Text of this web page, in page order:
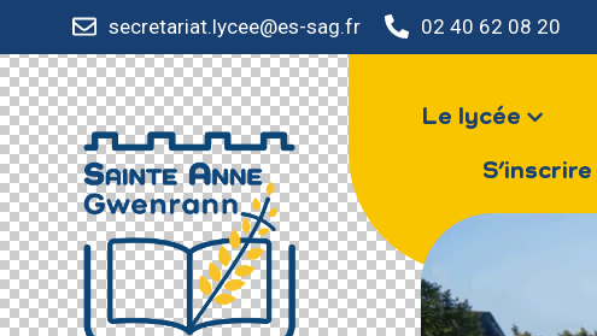
secretariat.lycee@es-sag.fr 02 40 62 08 20
Le lycée
S’inscrire